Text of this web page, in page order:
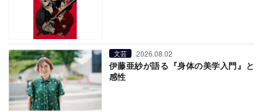
文芸 2026.08.02
伊藤亜紗が語る『身体の美学入門』と
感性